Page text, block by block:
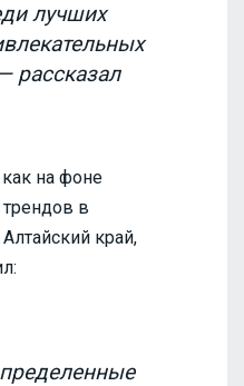
лучших
рассказал
на фоне
в
край,